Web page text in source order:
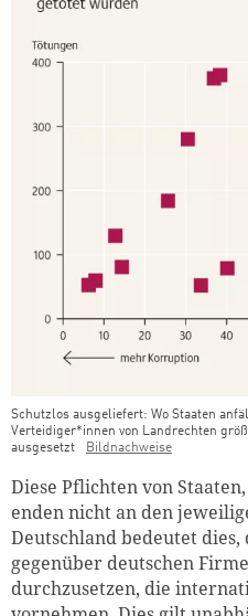
Schutzlos ausgeliefert: Wo Staaten
Verteidiger*innen von Landrechten
ausgesetzt
Bildnachweise
Diese Pflichten von
enden nicht an den
Deutschland bedeutet
gegenüber deutschen
durchzusetzen, die